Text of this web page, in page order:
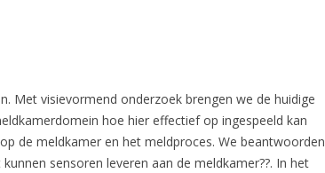
Met visievormend onderzoek brengen we de huidige
hoe hier effectief op ingespeeld kan
de meldkamer en het meldproces. We beantwoorden
sensoren leveren aan de meldkamer??. In het